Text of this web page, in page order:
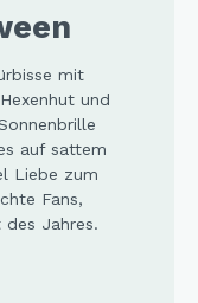
mit
und
auf sattem
Liebe zum
Fans,
Jahres.